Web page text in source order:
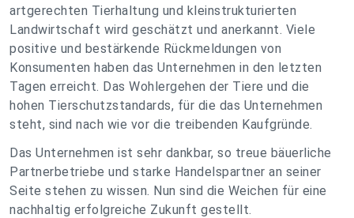
artgerechten Tierhaltung und kleinstrukturierten
Landwirtschaft wird geschätzt und anerkannt. Viele
positive und bestärkende Rückmeldungen von
Konsumenten haben das Unternehmen in den letzten
Tagen erreicht. Das Wohlergehen der Tiere und die
hohen Tierschutzstandards, für die das Unternehmen
steht, sind nach wie vor die treibenden Kaufgründe.
Das Unternehmen ist sehr dankbar, so treue bäuerliche
Partnerbetriebe und starke Handelspartner an seiner
Seite stehen zu wissen. Nun sind die Weichen für eine
nachhaltig erfolgreiche Zukunft gestellt.